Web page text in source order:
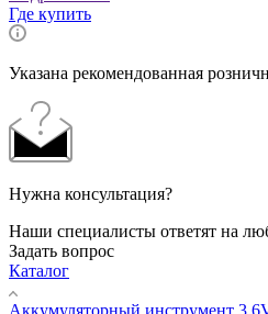
Где купить
Указана рекомендованная
Нужна консультация?
Наши специалисты ответят на
Задать вопрос
Каталог
Аккумуляторный инструмент